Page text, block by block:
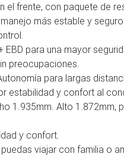
el frente, con paquete de
más estable y
para una mayor
preocupaciones.
para largas
estabilidad y confort al
1.935mm. Alto 1.872mm,
y confort.
viajar con familia o